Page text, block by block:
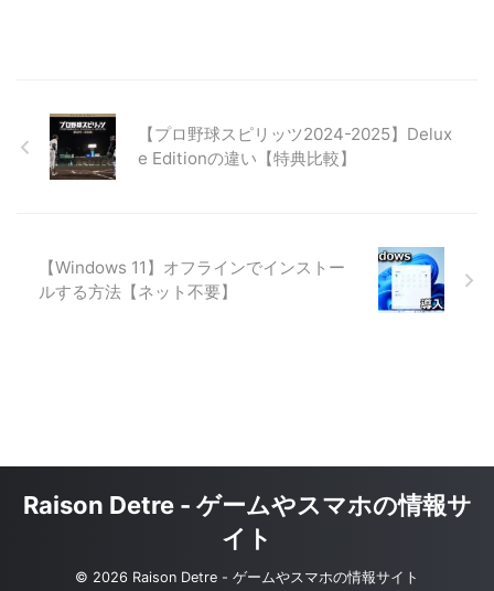
【プロ野球スピリッツ2024-2025】Delux
e Editionの違い【特典比較】
【Windows 11】オフラインでインストー
ルする方法【ネット不要】
Raison Detre - ゲームやスマホの情報サ
イト
© 2026 Raison Detre - ゲームやスマホの情報サイト